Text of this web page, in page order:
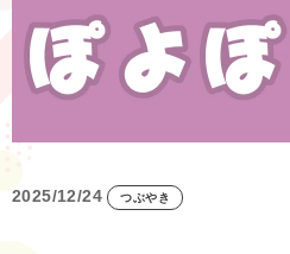
2025/12/24 つぶやき